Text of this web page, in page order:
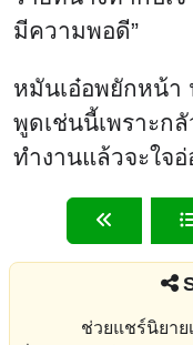
มีความพอดี”
หมันเอ๋อพยักหน้า
พูดเช่นนี้เพราะก
ทำงานแล้วจะ
ช่วยแชร์นิยา